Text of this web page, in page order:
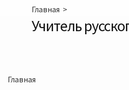
Главная >
Учитель
Главная